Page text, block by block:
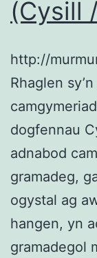
(Cysill
http://
Rhaglen
dogfennau
adnabod
gramadeg,
ogystal ag
hangen, yn
gramadegol